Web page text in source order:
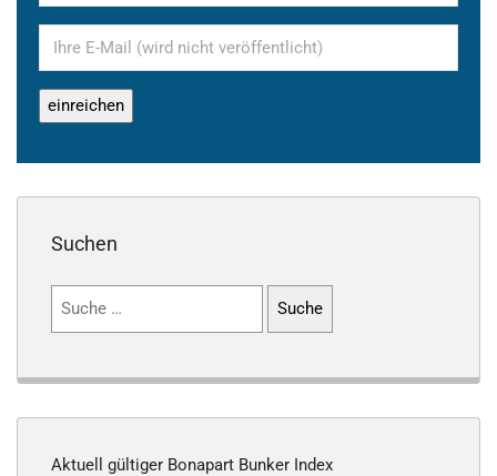
Suchen
Suchen
Aktuell gültiger Bonapart Bunker Index